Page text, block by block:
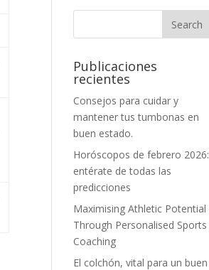
Publicaciones
recientes
Consejos para cuidar y
mantener tus tumbonas en
buen estado.
Horóscopos de febrero 2026:
entérate de todas las
predicciones
Maximising Athletic Potential
Through Personalised Sports
Coaching
El colchón, vital para un buen